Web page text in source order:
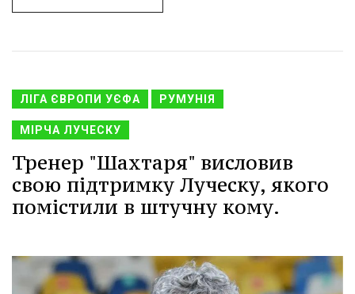
ЛІГА ЄВРОПИ УЄФА РУМУНІЯ
МІРЧА ЛУЧЕСКУ
Тренер "Шахтаря" висловив
свою підтримку Луческу, якого
помістили в штучну кому.